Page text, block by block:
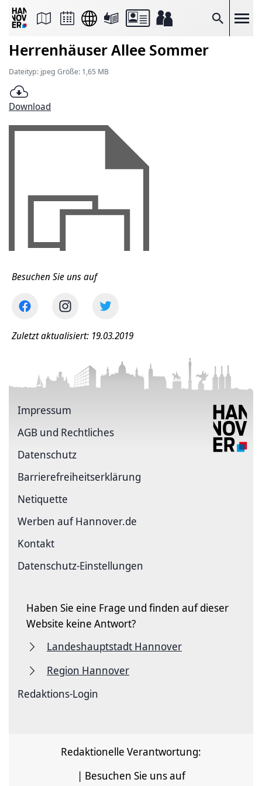
Suche
Seite
versenden
Auf
teilen
teilen
Seitenlink
Herrenhäuser Allee Sommer
Dateityp: jpeg Größe: 1,65 MB
Download
Besuchen Sie uns auf
Zuletzt aktualisiert: 19.03.2019
Impressum
AGB und Rechtliches
Datenschutz
Barriere­freiheits­erklärung
Netiquette
Werben auf Hannover.de
Kontakt
Datenschutz-Einstellungen
Haben Sie eine Frage und finden auf dieser
Website keine Antwort?
Landeshauptstadt Hannover
Region Hannover
Redaktions-Login
Redaktionelle Verantwortung:
| Besuchen Sie uns auf